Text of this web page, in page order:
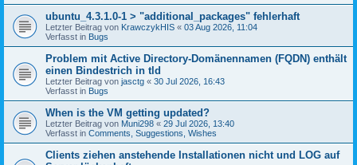
ubuntu_4.3.1.0-1 > "additional_packages" fehlerhaft
Letzter Beitrag von KrawczykHIS « 03 Aug 2026, 11:04
Verfasst in Bugs
Problem mit Active Directory-Domänennamen (FQDN) enthält
einen Bindestrich in tld
Letzter Beitrag von jasctg « 30 Jul 2026, 16:43
Verfasst in Bugs
When is the VM getting updated?
Letzter Beitrag von Muni298 « 29 Jul 2026, 13:40
Verfasst in Comments, Suggestions, Wishes
Clients ziehen anstehende Installationen nicht und LOG auf